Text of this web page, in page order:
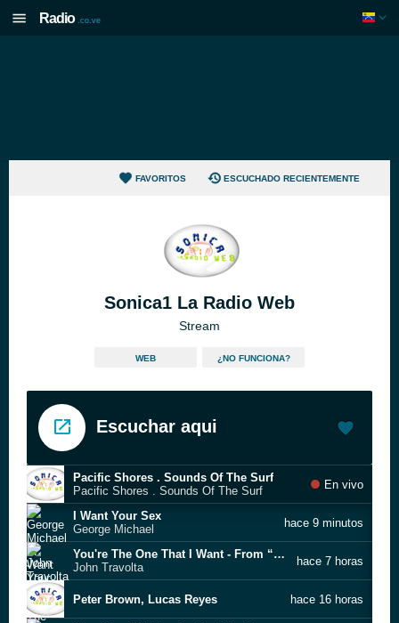
Radio .co.ve
FAVORITOS ESCUCHADO RECIENTEMENTE
Sonica1 La Radio Web
Stream
WEB ¿NO FUNCIONA?
Escuchar aqui
Pacific Shores . Sounds Of The Surf
Pacific Shores . Sounds Of The Surf
En vivo
I Want Your Sex
George Michael
hace 9 minutos
You're The One That I Want - From “Grease” Soundtrack
John Travolta
hace 7 horas
Peter Brown, Lucas Reyes hace 16 horas